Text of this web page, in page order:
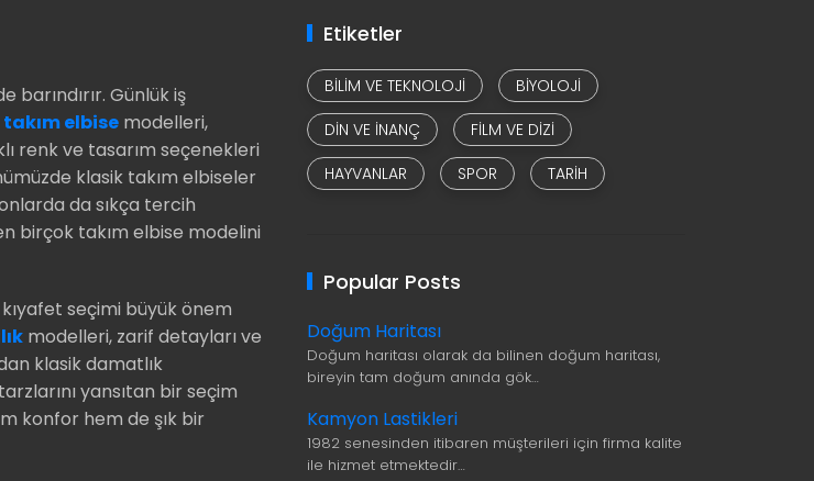
barındırır. Günlük iş
takım elbise modelleri,
renk ve tasarım seçenekleri
klasik takım elbiseler
da sıkça tercih
birçok takım elbise modelini
seçimi büyük önem
modelleri, zarif detayları ve
klasik damatlık
yansıtan bir seçim
konfor hem de şık bir
Etiketler
BILIM VE TEKNOLOJI
BIYOLOJI
DIN VE INANÇ
FILM VE DIZI
HAYVANLAR
SPOR TARIH
Popular Posts
Doğum Haritası
Doğum haritası olarak da bilinen doğum haritası,
bireyin tam doğum anında gök…
Kamyon Lastikleri
1982 senesinden itibaren müşterileri için firma kalite
ile hizmet etmektedir…